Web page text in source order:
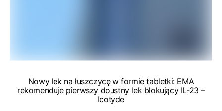
Nowy lek na łuszczycę w formie tabletki: EMA
rekomenduje pierwszy doustny lek blokujący IL-23 –
Icotyde